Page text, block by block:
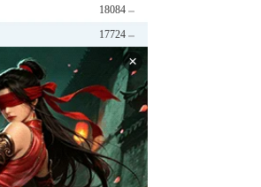
18084
17724
×